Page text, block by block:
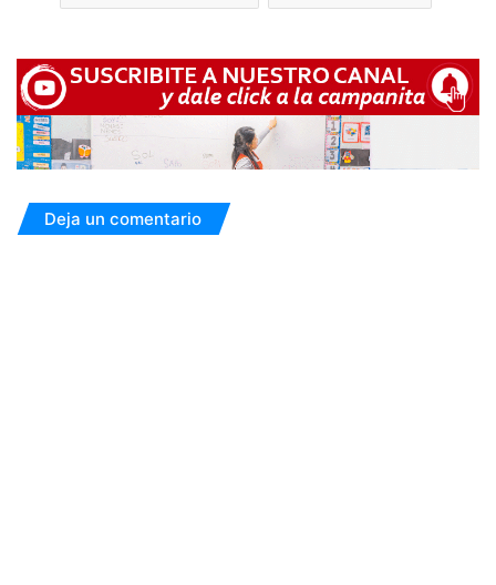
Deja un comentario